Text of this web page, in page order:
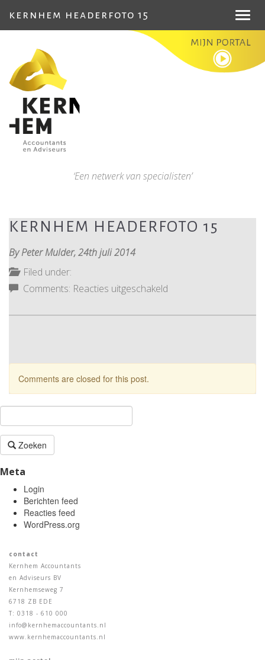
kernhem headerfoto 15
‘Een netwerk van specialisten’
KERNHEM HEADERFOTO 15
By Peter Mulder,24th juli 2014
Filed under:
Comments: Reacties uitgeschakeld
Comments are closed for this post.
Zoeken
Meta
Login
Berichten feed
Reacties feed
WordPress.org
contact
Kernhem Accountants
en Adviseurs BV
Kernhemseweg 7
6718 ZB EDE
T: 0318 - 610 000
info@kernhemaccountants.nl
www.kernhemaccountants.nl